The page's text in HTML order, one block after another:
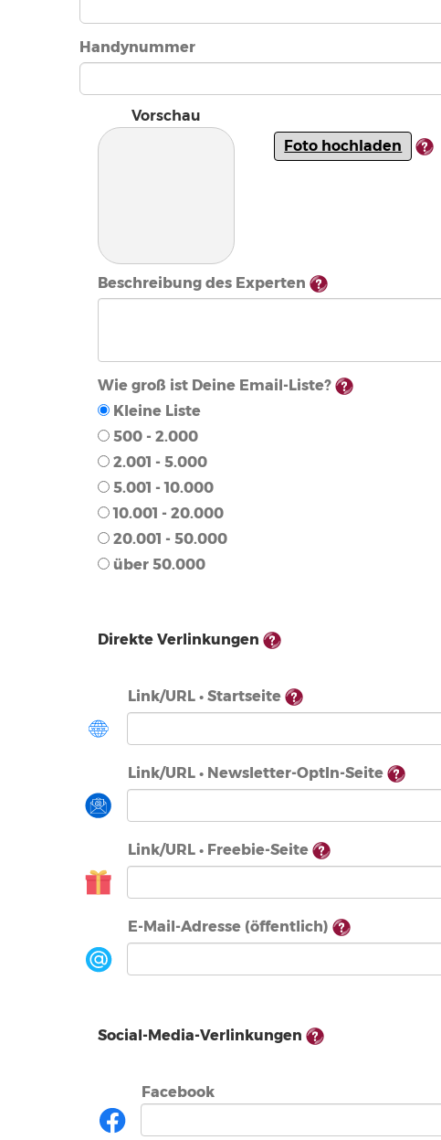
Handynummer
Vorschau
Foto hochladen
Beschreibung des Experten
Wie groß ist Deine Email-Liste?
Kleine Liste
500 - 2.000
2.001 - 5.000
5.001 - 10.000
10.001 - 20.000
20.001 - 50.000
über 50.000
Direkte Verlinkungen
Link/URL • Startseite
Link/URL • Newsletter-OptIn-Seite
Link/URL • Freebie-Seite
E-Mail-Adresse (öffentlich)
Social-Media-Verlinkungen
Facebook